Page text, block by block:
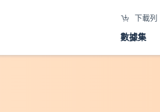
下載列
數據集